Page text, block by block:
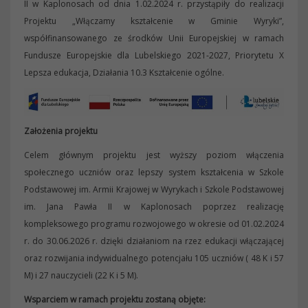
II w Kaplonosach od dnia 1.02.2024 r. przystąpiły do realizacji
Projektu „Włączamy kształcenie w Gminie Wyryki”,
współfinansowanego ze środków Unii Europejskiej w ramach
Fundusze Europejskie dla Lubelskiego 2021-2027, Priorytetu X
Lepsza edukacja, Działania 10.3 Kształcenie ogólne.
Założenia projektu
Celem głównym projektu jest wyższy poziom włączenia
społecznego uczniów oraz lepszy system kształcenia w Szkole
Podstawowej im. Armii Krajowej w Wyrykach i Szkole Podstawowej
im. Jana Pawła II w Kaplonosach poprzez realizację
kompleksowego programu rozwojowego w okresie od 01.02.2024
r. do 30.06.2026 r. dzięki działaniom na rzez edukacji włączającej
oraz rozwijania indywidualnego potencjału 105 uczniów ( 48 K i 57
M) i 27 nauczycieli (22 K i 5 M).
Wsparciem w ramach projektu zostaną objęte: